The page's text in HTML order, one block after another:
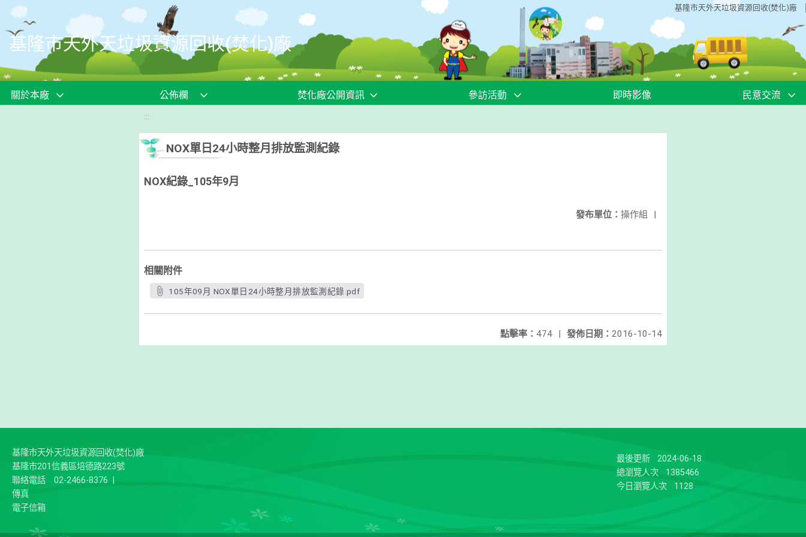
移至網頁之主要內容區位置 基隆市天外天垃圾資源回收(焚化)廠
基隆市天外天垃圾資源回收(焚化)廠
關於本廠 公佈欄 焚化廠公開資訊 參訪活動 即時影像 民意交流
:::
NOX單日24小時整月排放監測紀錄
NOX紀錄_105年9月
發布單位： 操作組 |
相關附件
105年09月 NOX單日24小時整月排放監測紀錄.pdf
發佈日期： 2016-10-14
點擊率： 474 |
基隆市天外天垃圾資源回收(焚化)廠
基隆市201信義區培德路223號
聯絡電話
02-2466-8376
傳真
電子信箱
最後更新
2024-06-18
總瀏覽人次
1385466
今日瀏覽人次
1128